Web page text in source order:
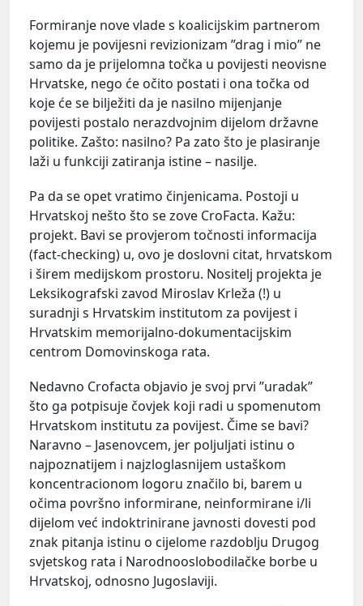
Formiranje nove vlade s koalicijskim partnerom
kojemu je povijesni revizionizam ”drag i mio” ne
samo da je prijelomna točka u povijesti neovisne
Hrvatske, nego će očito postati i ona točka od
koje će se bilježiti da je nasilno mijenjanje
povijesti postalo nerazdvojnim dijelom državne
politike. Zašto: nasilno? Pa zato što je plasiranje
laži u funkciji zatiranja istine – nasilje.
Pa da se opet vratimo činjenicama. Postoji u
Hrvatskoj nešto što se zove CroFacta. Kažu:
projekt. Bavi se provjerom točnosti informacija
(fact-checking) u, ovo je doslovni citat, hrvatskom
i širem medijskom prostoru. Nositelj projekta je
Leksikografski zavod Miroslav Krleža (!) u
suradnji s Hrvatskim institutom za povijest i
Hrvatskim memorijalno-dokumentacijskim
centrom Domovinskoga rata.
Nedavno Crofacta objavio je svoj prvi ”uradak”
što ga potpisuje čovjek koji radi u spomenutom
Hrvatskom institutu za povijest. Čime se bavi?
Naravno – Jasenovcem, jer poljuljati istinu o
najpoznatijem i najzloglasnijem ustaškom
koncentracionom logoru značilo bi, barem u
očima površno informirane, neinformirane i/li
dijelom već indoktrinirane javnosti dovesti pod
znak pitanja istinu o cijelome razdoblju Drugog
svjetskog rata i Narodnooslobodilačke borbe u
Hrvatskoj, odnosno Jugoslaviji.